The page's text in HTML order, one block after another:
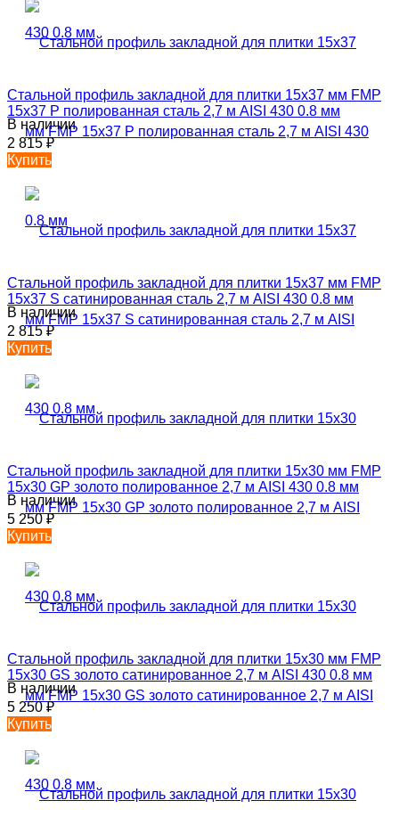
Стальной профиль закладной для плитки 15х37 мм FMP
15х37 P полированная сталь 2,7 м AISI 430 0.8 мм
В наличии
2 815₽
Купить
Стальной профиль закладной для плитки 15х37 мм FMP
15х37 S сатинированная сталь 2,7 м AISI 430 0.8 мм
В наличии
2 815₽
Купить
Стальной профиль закладной для плитки 15х30 мм FMP
15х30 GP золото полированное 2,7 м AISI 430 0.8 мм
В наличии
5 250₽
Купить
Стальной профиль закладной для плитки 15х30 мм FMP
15х30 GS золото сатинированное 2,7 м AISI 430 0.8 мм
В наличии
5 250₽
Купить